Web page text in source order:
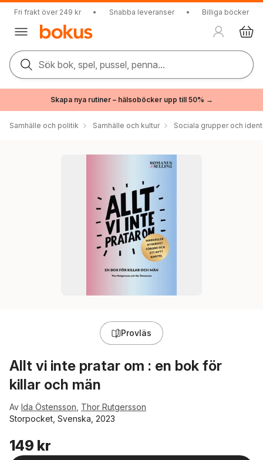
Fri frakt över 249 kr • Snabba leveranser • Billiga böcker
Sök bok, spel, pussel, penna...
Skapa nya rutiner – hälsoböcker upp till 50% →
Samhälle och politik Samhälle och kultur Sociala grupper och
Provläs
Allt vi inte pratar om : en bok för
killar och män
Av Ida Östensson Thor Rutgersson
Storpocket, Svenska, 2023
149 kr